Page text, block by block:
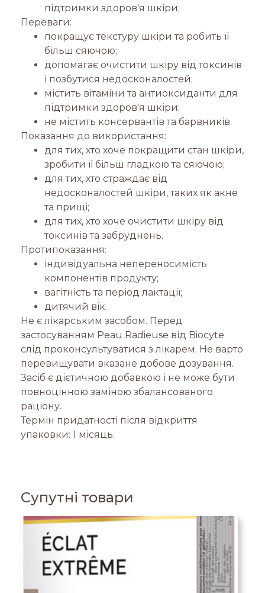
підтримки здоров'я шкіри.
Переваги:
покращує текстуру шкіри та робить її
більш сяючою;
допомагає очистити шкіру від токсинів
і позбутися недосконалостей;
містить вітаміни та антиоксиданти для
підтримки здоров'я шкіри;
не містить консервантів та барвників.
Показання до використання:
для тих, хто хоче покращити стан шкіри,
зробити її більш гладкою та сяючою;
для тих, хто страждає від
недосконалостей шкіри, таких як акне
та прищі;
для тих, хто хоче очистити шкіру від
токсинів та забруднень.
Протипоказання:
індивідуальна непереносимість
компонентів продукту;
вагітність та період лактації;
дитячий вік.
Не є лікарським засобом. Перед
застосуванням Peau Radieuse від Biocyte
слід проконсультуватися з лікарем. Не варто
перевищувати вказане добове дозування.
Засіб є дієтичною добавкою і не може бути
повноцінною заміною збалансованого
раціону.
Термін придатності після відкриття
упаковки: 1 місяць.
Супутні товари